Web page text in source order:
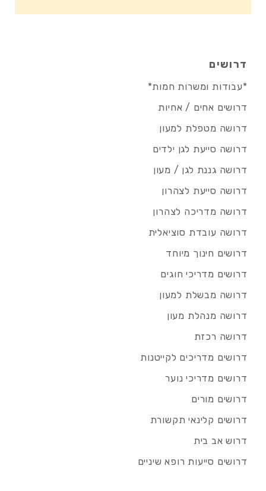
דרושים
*עבודות ומשרות חמות*
דרושים אחים / אחיות
דרושה מטפלת למעון
דרושה סייעת לגן ילדים
דרושה גננת לגן / מעון
דרושה סייעת לצהרון
דרושה מדריכה לצהרון
דרושה עובדת סוציאלית
דרושים חינוך מיוחד
דרושים מדריכי חוגים
דרושה מבשלת למעון
דרושה מנהלת מעון
דרושה רכזת
דרושים מדריכים לקייטנות
דרושים מדריכי נוער
דרושים מורים
דרושים קלינאי תקשורת
דרוש אב בית
דרושים סייעות רופא שיניים